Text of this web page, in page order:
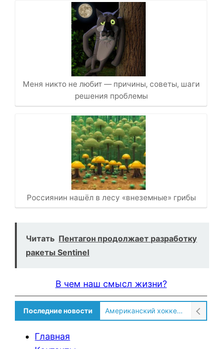
Меня никто не любит — причины, советы, шаги
решения проблемы
Россиянин нашёл в лесу «внеземные» грибы
Читать Пентагон продолжает разработку
ракеты Sentinel
В чем наш смысл жизни?
Последние новости Американский хоккеист рассказал о культурном шоке после переезда в Россию!
Главная